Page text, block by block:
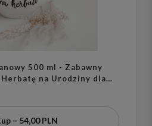
500 ml - Zabawny
na Urodziny dla
– 54,00 PLN